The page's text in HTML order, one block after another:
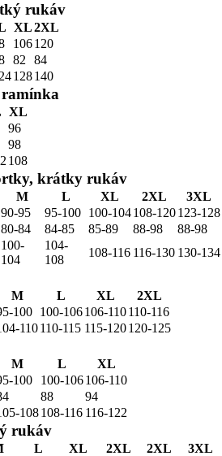
rukáv
XL2XL
106120
82
84
128140
ramínka
XL
96
98
108
krátky rukáv
M L XL 2XL
3XL
90-95 95-100 100-104108-120123-128
80-84 84-85 85-89 88-98
88-98
100-
104
104-
108
108-116 116-130 130-134
M L XL
2XL
100 100-106106-110110-116
110110-115 115-120120-125
M L
XL
100 100-106106-110
88
94
108108-116 116-122
rukáv
L XL 2XL 2XL
3XL